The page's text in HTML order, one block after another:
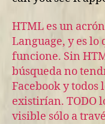
HTML es un
Language, y es
funcione. Sin
búsqueda no
Facebook y todos
existirían. TODO
visible sólo a